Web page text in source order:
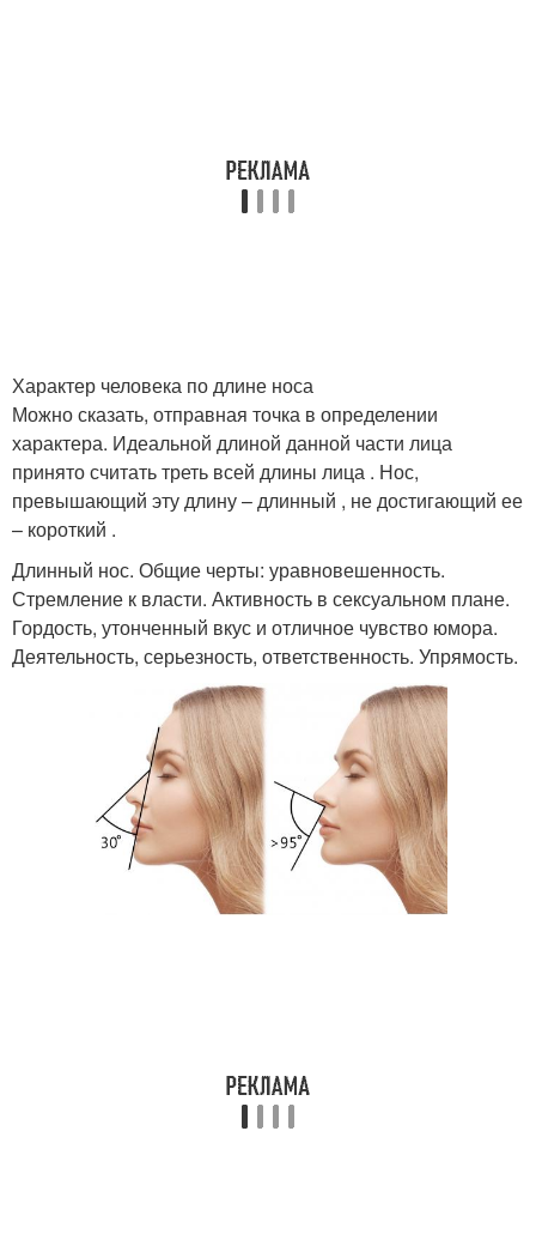
Большой нос
Характер человека по длине носа
Можно сказать, отправная точка в определении
характера. Идеальной длиной данной части лица
принято считать треть всей длины лица . Нос,
превышающий эту длину – длинный , не достигающий ее
– короткий .
Длинный нос. Общие черты: уравновешенность.
Стремление к власти. Активность в сексуальном плане.
Гордость, утонченный вкус и отличное чувство юмора.
Деятельность, серьезность, ответственность. Упрямость.